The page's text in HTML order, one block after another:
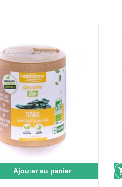
Ajouter au panier